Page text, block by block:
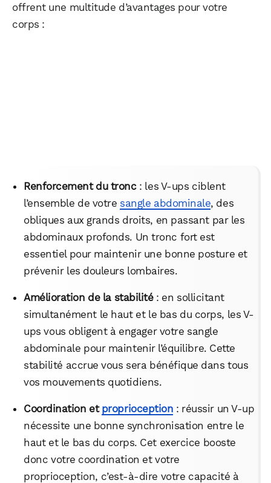
offrent une multitude d’avantages pour votre
corps :
Renforcement du tronc: les V-ups ciblent
l’ensemble de votre sangle abdominale, des
obliques aux grands droits, en passant par les
abdominaux profonds. Un tronc fort est
essentiel pour maintenir une bonne posture et
prévenir les douleurs lombaires.
Amélioration de la stabilité: en sollicitant
simultanément le haut et le bas du corps, les V-
ups vous obligent à engager votre sangle
abdominale pour maintenir l’équilibre. Cette
stabilité accrue vous sera bénéfique dans tous
vos mouvements quotidiens.
Coordination et proprioception : réussir un V-up
nécessite une bonne synchronisation entre le
haut et le bas du corps. Cet exercice booste
donc votre coordination et votre
proprioception, c’est-à-dire votre capacité à